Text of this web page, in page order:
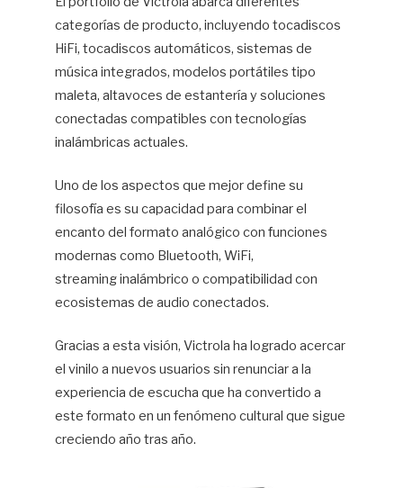
categorías de producto, incluyendo tocadiscos
HiFi, tocadiscos automáticos, sistemas de
música integrados, modelos portátiles tipo
maleta, altavoces de estantería y soluciones
conectadas compatibles con tecnologías
inalámbricas actuales.
Uno de los aspectos que mejor define su
filosofía es su capacidad para combinar el
encanto del formato analógico con funciones
modernas como Bluetooth, WiFi,
streaming inalámbrico o compatibilidad con
ecosistemas de audio conectados.
Gracias a esta visión, Victrola ha logrado acercar
el vinilo a nuevos usuarios sin renunciar a la
experiencia de escucha que ha convertido a
este formato en un fenómeno cultural que sigue
creciendo año tras año.